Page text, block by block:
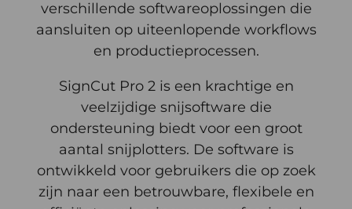
verschillende softwareoplossingen die
aansluiten op uiteenlopende workflows
en productieprocessen.
SignCut Pro 2 is een krachtige en
veelzijdige snijsoftware die
ondersteuning biedt voor een groot
aantal snijplotters. De software is
ontwikkeld voor gebruikers die op zoek
zijn naar een betrouwbare, flexibele en